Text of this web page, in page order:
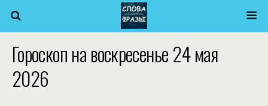
Гороскоп на воскресенье 24 мая
2026